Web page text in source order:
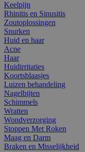
Keelpijn
Rhinitis en Sinusitis
Zoutoplossingen
Snurken
Huid en haar
Acne
Haar
Huidirritaties
Koortsblaasjes
Luizen behandeling
Nagelbijten
Schimmels
Wratten
Wondverzorging
Stoppen Met Roken
Maag en Darm
Braken en Misselijkheid